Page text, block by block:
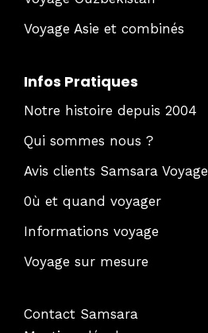
Voyage Asie et combinés
Infos Pratiques
Notre histoire depuis 2004
Qui sommes nous ?
Avis clients Samsara Voyage
0ù et quand voyager
Informations voyage
Voyage sur mesure
Contact Samsara